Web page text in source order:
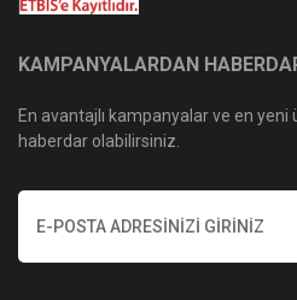
KAMPANYALARDAN
En avantajlı kampanyalar ve en
haberdar olabilirsiniz.